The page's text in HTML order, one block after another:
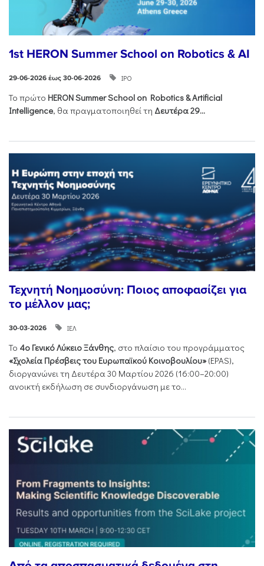
1st HERON Summer School on Robotics & AI
29-06-2026 έως 30-06-2026 ΙΡΟ
Το πρώτο HERONSummerSchool on Robotics &Artificial
Intelligence, θα πραγματοποιηθεί τη Δευτέρα 29...
Τεχνητή Νοημοσύνη: Ποιος αποφασίζει για
το μέλλον μας;
30-03-2026 ΙΕΛ
Το 4ο Γενικό Λύκειο Ξάνθης, στο πλαίσιο του προγράμματος
«Σχολεία Πρέσβεις του Ευρωπαϊκού Κοινοβουλίου»(EPAS),
διοργανώνει τη Δευτέρα 30 Μαρτίου 2026 (16:00–20:00)
ανοικτή εκδήλωση σε συνδιοργάνωση με το...